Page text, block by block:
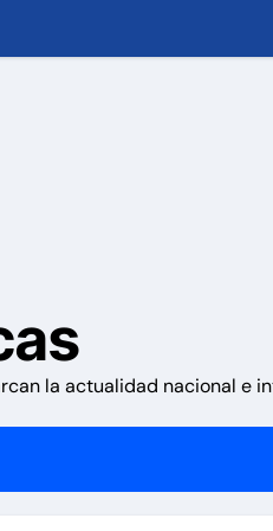
a 21 países
este jueves 6 de agosto
Panamá
en La Guaira
la actualidad nacional e